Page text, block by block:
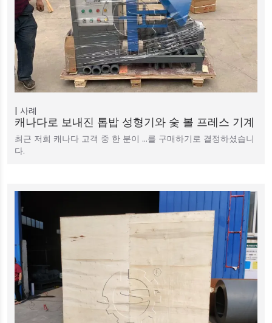
사례
캐나다로 보내진 톱밥 성형기와 숯 볼 프레스 기계
최근 저희 캐나다 고객 중 한 분이 …를 구매하기로 결정하셨습니
다.